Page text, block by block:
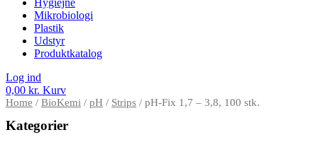
Hygiejne
Mikrobiologi
Plastik
Udstyr
Produktkatalog
Log ind
0,00 kr. Kurv
Home / BioKemi / pH / Strips / pH-Fix 1,7 – 3,8, 100 stk.
Kategorier